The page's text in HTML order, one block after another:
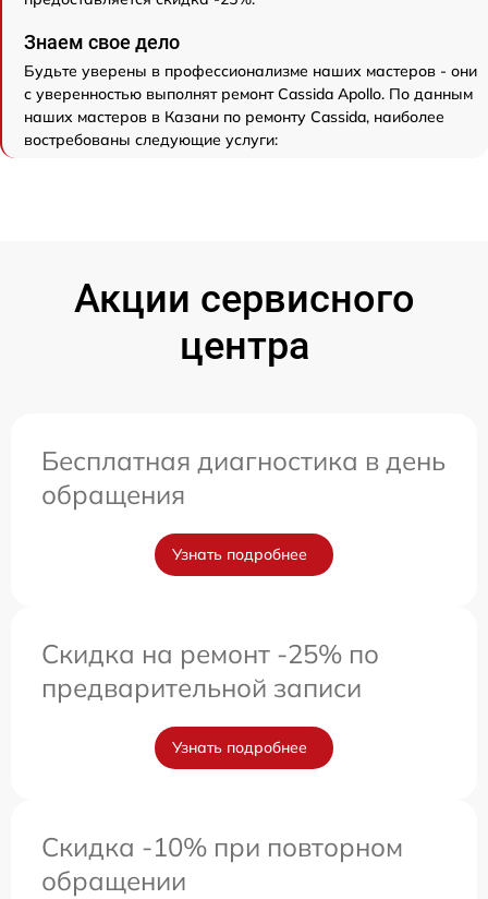
Знаем свое дело
Будьте уверены в профессионализме наших мастеров - они
с уверенностью выполнят ремонт Cassida Apollo. По данным
наших мастеров в Казани по ремонту Cassida, наиболее
востребованы следующие услуги:
Акции сервисного
центра
Бесплатная диагностика в день
обращения
Узнать подробнее
Скидка на ремонт -25% по
предварительной записи
Узнать подробнее
Скидка -10% при повторном
обращении